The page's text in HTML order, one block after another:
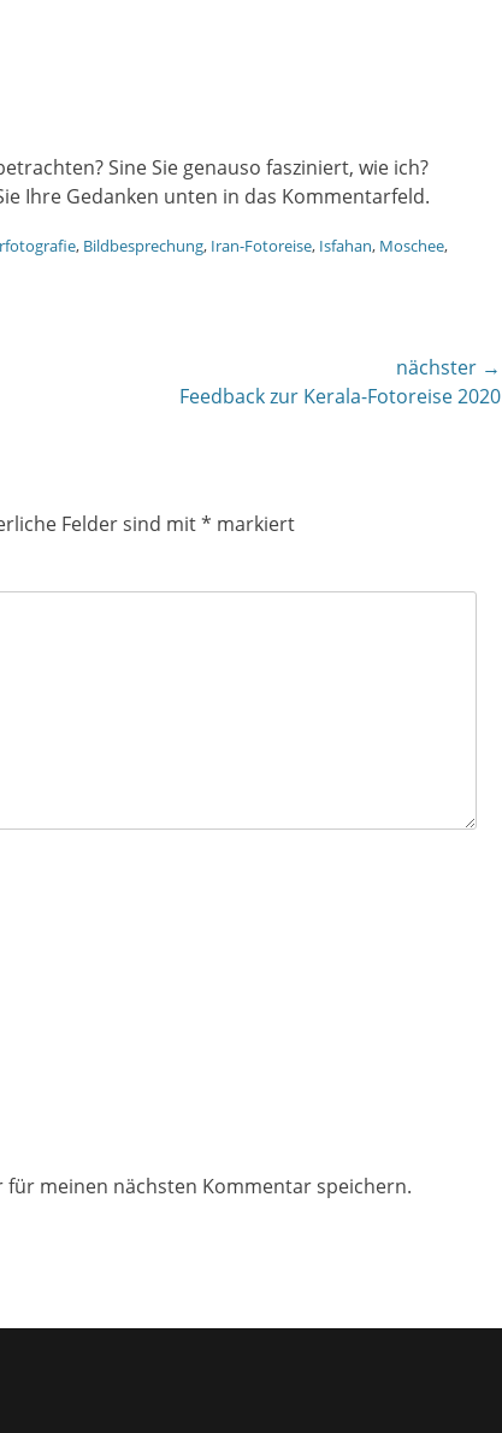
Sine Sie genauso fasziniert, wie ich?
Ihre Gedanken unten in das Kommentarfeld.
, Bildbesprechung, Iran-Fotoreise, Isfahan, Moschee,
nächster →
Feedback zur Kerala-Fotoreise 2020
Felder sind mit* markiert
für meinen nächsten Kommentar speichern.